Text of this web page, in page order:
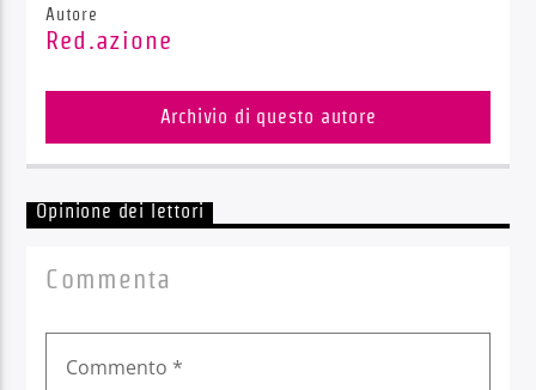
Autore
Red.azione
Archivio di questo autore
Opinione dei lettori
Commenta